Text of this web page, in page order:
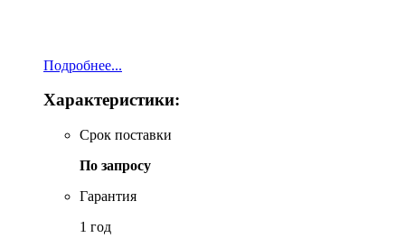
Подробнее...
Характеристики:
Срок поставки
По запросу
Гарантия
1 год